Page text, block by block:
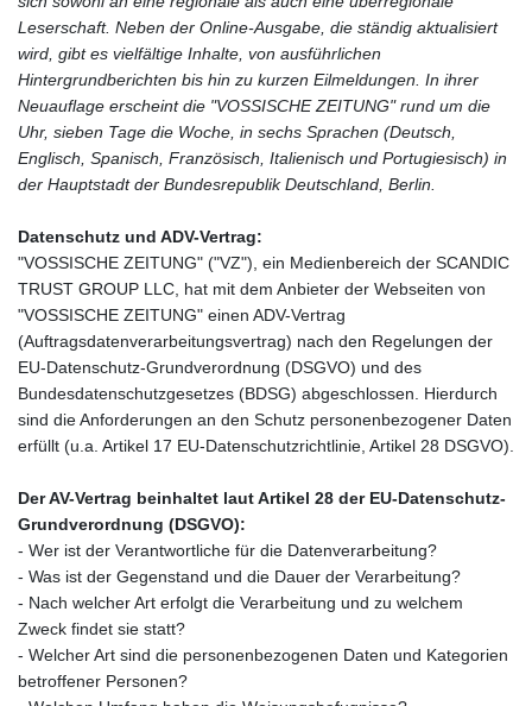
Leserschaft. Neben der Online-Ausgabe, die ständig aktualisiert
wird, gibt es vielfältige Inhalte, von ausführlichen
Hintergrundberichten bis hin zu kurzen Eilmeldungen. In ihrer
Neuauflage erscheint die "VOSSISCHE ZEITUNG" rund um die
Uhr, sieben Tage die Woche, in sechs Sprachen (Deutsch,
Englisch, Spanisch, Französisch, Italienisch und Portugiesisch) in
der Hauptstadt der Bundesrepublik Deutschland, Berlin.
Datenschutz und ADV-Vertrag:
"VOSSISCHE ZEITUNG" ("VZ"), ein Medienbereich der SCANDIC
TRUST GROUP LLC, hat mit dem Anbieter der Webseiten von
"VOSSISCHE ZEITUNG" einen ADV-Vertrag
(Auftragsdatenverarbeitungsvertrag) nach den Regelungen der
EU-Datenschutz-Grundverordnung (DSGVO) und des
Bundesdatenschutzgesetzes (BDSG) abgeschlossen. Hierdurch
sind die Anforderungen an den Schutz personenbezogener Daten
erfüllt (u.a. Artikel 17 EU-Datenschutzrichtlinie, Artikel 28 DSGVO).
Der AV-Vertrag beinhaltet laut Artikel 28 der EU-Datenschutz-
Grundverordnung (DSGVO):
- Wer ist der Verantwortliche für die Datenverarbeitung?
- Was ist der Gegenstand und die Dauer der Verarbeitung?
- Nach welcher Art erfolgt die Verarbeitung und zu welchem
Zweck findet sie statt?
- Welcher Art sind die personenbezogenen Daten und Kategorien
betroffener Personen?